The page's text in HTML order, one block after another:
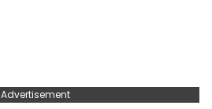
Advertisement